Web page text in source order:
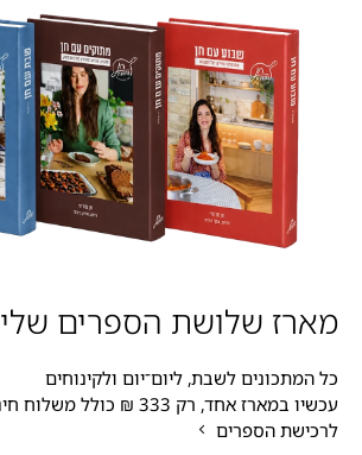
מארז שלושת הספרים שלי
כל המתכונים לשבת, ליום־יום ולקינוחים
עכשיו במארז אחד, רק 333 ₪ כולל משלוח חינם!
לרכישת הספרים